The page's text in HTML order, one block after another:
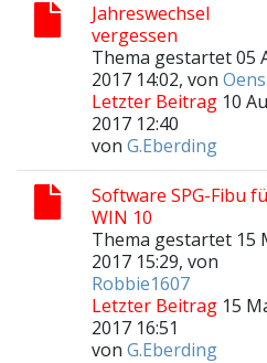
Jahreswechsel
vergessen
Thema gestartet 05
2017 14:02, von Oens
Letzter Beitrag 10
2017 12:40
von G.Eberding
Software SPG-Fibu
WIN 10
Thema gestartet 15
2017 15:29, von
Robbie1607
Letzter Beitrag 15
2017 16:51
von G.Eberding